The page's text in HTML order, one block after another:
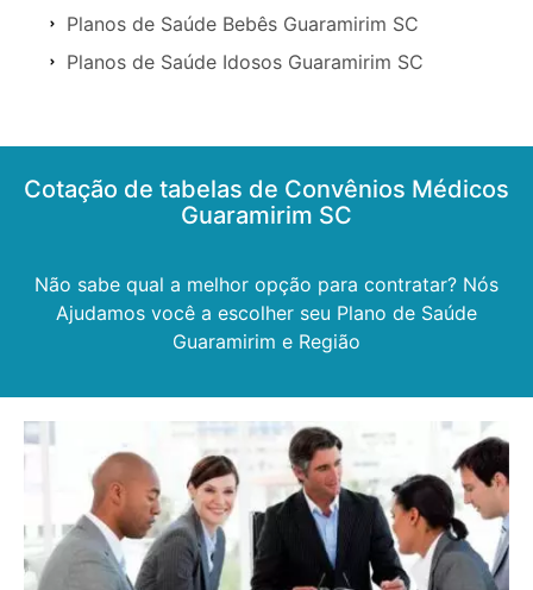
Planos de Saúde Bebês Guaramirim SC
Planos de Saúde Idosos Guaramirim SC
Cotação de tabelas de Convênios Médicos
Guaramirim SC
Não sabe qual a melhor opção para contratar? Nós
Ajudamos você a escolher seu Plano de Saúde
Guaramirim e Região